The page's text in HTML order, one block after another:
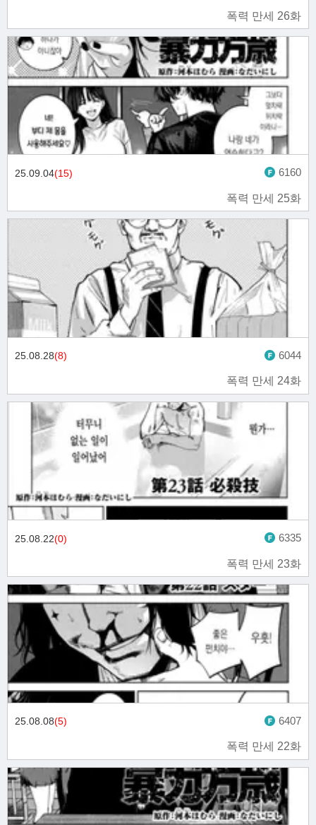
폭력 만세 26화
폭력 만세 25화
25.09.04(15) 6160
폭력 만세 24화
25.08.28(8) 6044
폭력 만세 23화
25.08.22(0) 6335
폭력 만세 22화
25.08.08(5) 6407